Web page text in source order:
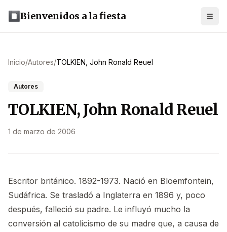
Bienvenidos a la fiesta
Inicio/Autores/TOLKIEN, John Ronald Reuel
Autores
TOLKIEN, John Ronald Reuel
1 de marzo de 2006
Escritor británico. 1892-1973. Nació en Bloemfontein,
Sudáfrica. Se trasladó a Inglaterra en 1896 y, poco
después, falleció su padre. Le influyó mucho la
conversión al catolicismo de su madre que, a causa de